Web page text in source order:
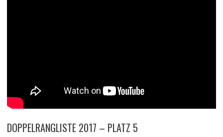
DOPPELRANGLISTE 2017 – PLATZ 5